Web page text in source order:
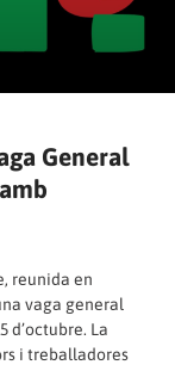
General
reunida en
vaga general
d’octubre. La
i treballadores